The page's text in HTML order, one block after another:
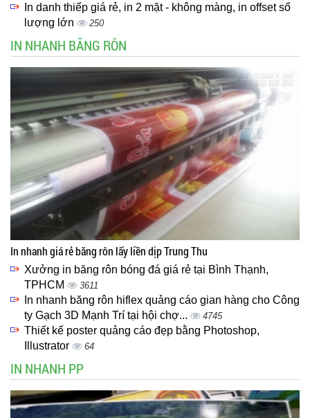
In danh thiếp giá rẻ, in 2 mặt - không màng, in offset số
lượng lớn
250
IN NHANH BĂNG RÔN
In nhanh giá rẻ băng rôn lấy liền dịp Trung Thu
Xưởng in băng rôn bóng đá giá rẻ tại Bình Thạnh,
TPHCM
3611
In nhanh băng rôn hiflex quảng cáo gian hàng cho Công
ty Gạch 3D Mạnh Trí tại hội chợ...
4745
Thiết kế poster quảng cáo đẹp bằng Photoshop,
Illustrator
64
IN NHANH PP